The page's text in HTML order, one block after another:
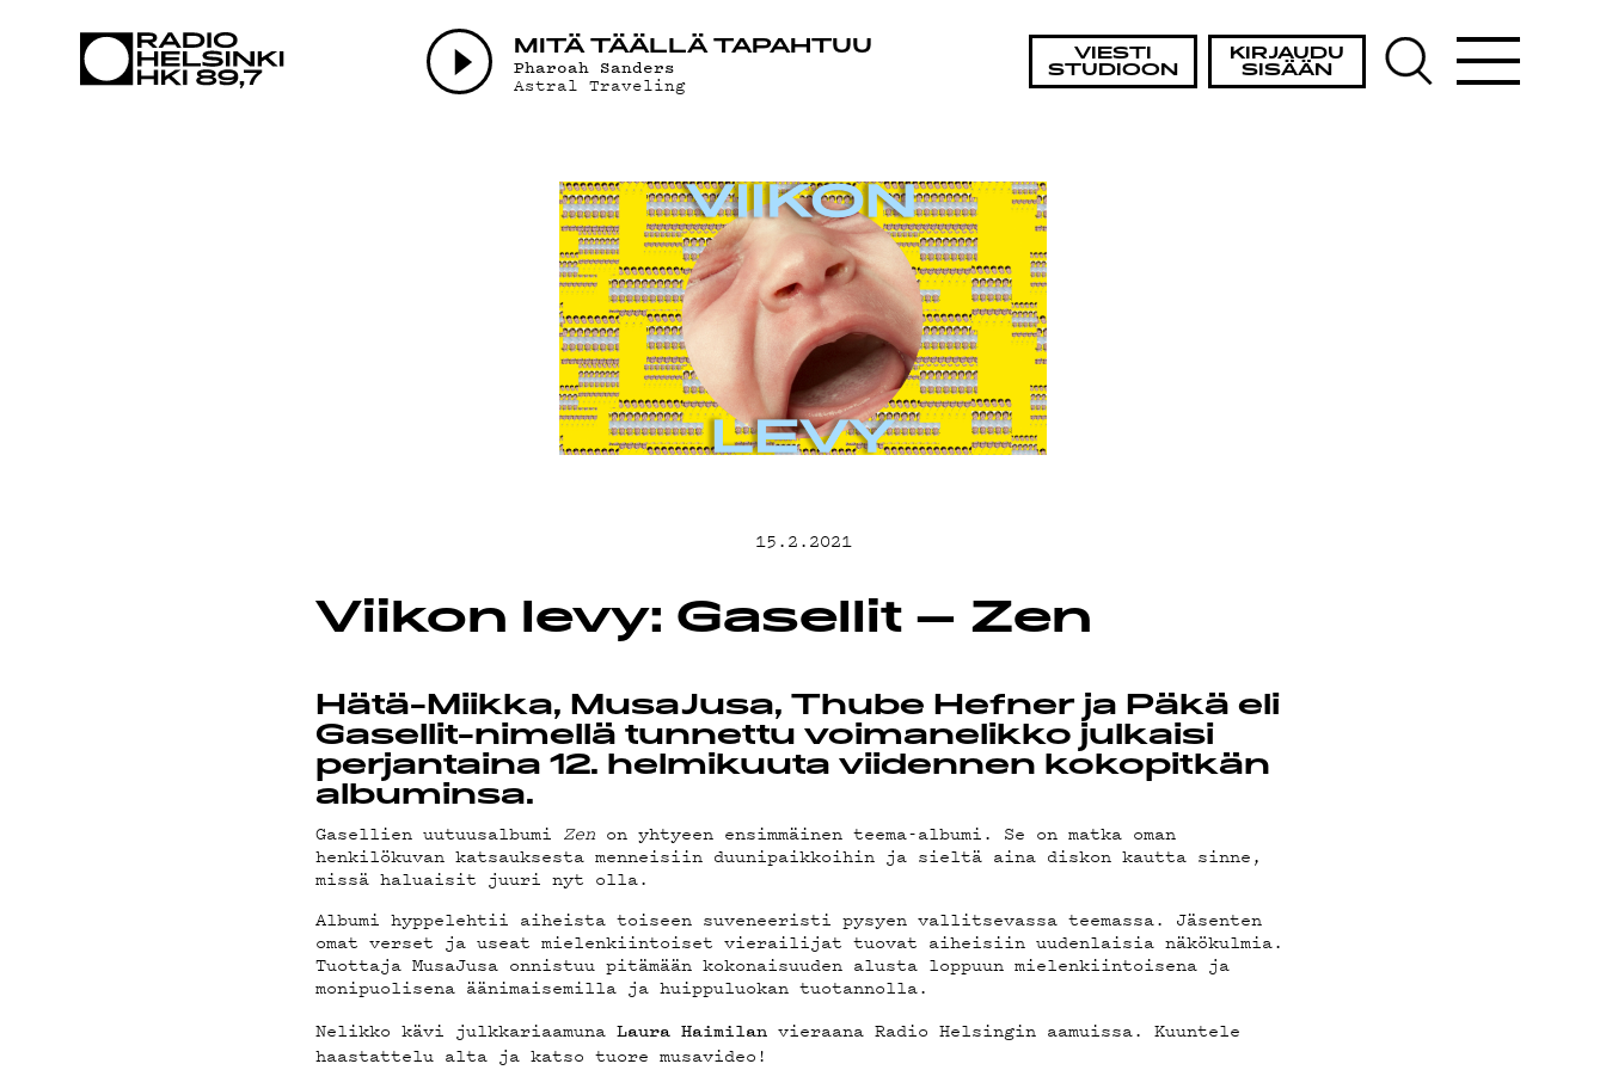
VIESTI
STUDIOON
KIRJAUDU
SISÄÄN
MITÄ TÄÄLLÄ TAPAHTUU
Pharoah Sanders
Astral Traveling
AJANKOHTAISTA
OHJELMAT
TEKIJÄT
ON-DEMAND
PODCAST
15.2.2021
Viikon levy: Gasellit – Zen
Hätä-Miikka, MusaJusa, Thube Hefner ja Päkä eli
Gasellit-nimellä tunnettu voimanelikko julkaisi
perjantaina 12. helmikuuta viidennen kokopitkän
albuminsa.
Gasellien uutuusalbumi Zen on yhtyeen ensimmäinen teema-albumi. Se on matka oman
henkilökuvan katsauksesta menneisiin duunipaikkoihin ja sieltä aina diskon kautta sinne,
missä haluaisit juuri nyt olla.
Albumi hyppelehtii aiheista toiseen suveneeristi pysyen vallitsevassa teemassa. Jäsenten
omat verset ja useat mielenkiintoiset vierailijat tuovat aiheisiin uudenlaisia näkökulmia.
Tuottaja MusaJusa onnistuu pitämään kokonaisuuden alusta loppuun mielenkiintoisena ja
monipuolisena äänimaisemilla ja huippuluokan tuotannolla.
Nelikko kävi julkkariaamunaLaura Haimilan vieraana Radio Helsingin aamuissa. Kuuntele
haastattelu alta ja katso tuore musavideo!